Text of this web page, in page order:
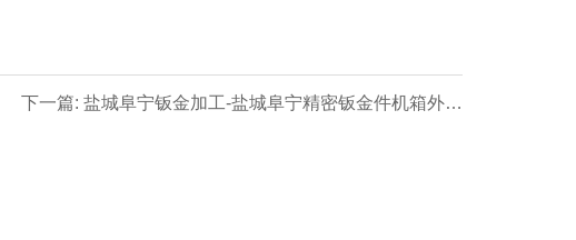
下一篇: 盐城阜宁钣金加工-盐城阜宁精密钣金件机箱外壳